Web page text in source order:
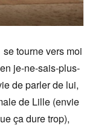
tourne vers moi
je-ne-sais-plus-
de parler de lui,
de Lille (envie
ça dure trop),